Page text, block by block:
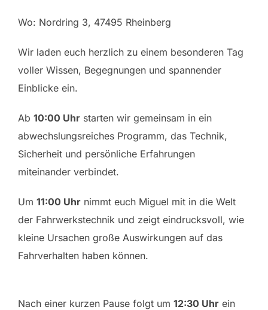
Wo: Nordring 3, 47495 Rheinberg
Wir laden euch herzlich zu einem besonderen Tag
voller Wissen, Begegnungen und spannender
Einblicke ein.
Ab 10:00 Uhr starten wir gemeinsam in ein
abwechslungsreiches Programm, das Technik,
Sicherheit und persönliche Erfahrungen
miteinander verbindet.
Um 11:00 Uhr nimmt euch Miguel mit in die Welt
der Fahrwerkstechnik und zeigt eindrucksvoll, wie
kleine Ursachen große Auswirkungen auf das
Fahrverhalten haben können.
Nach einer kurzen Pause folgt um 12:30 Uhr ein